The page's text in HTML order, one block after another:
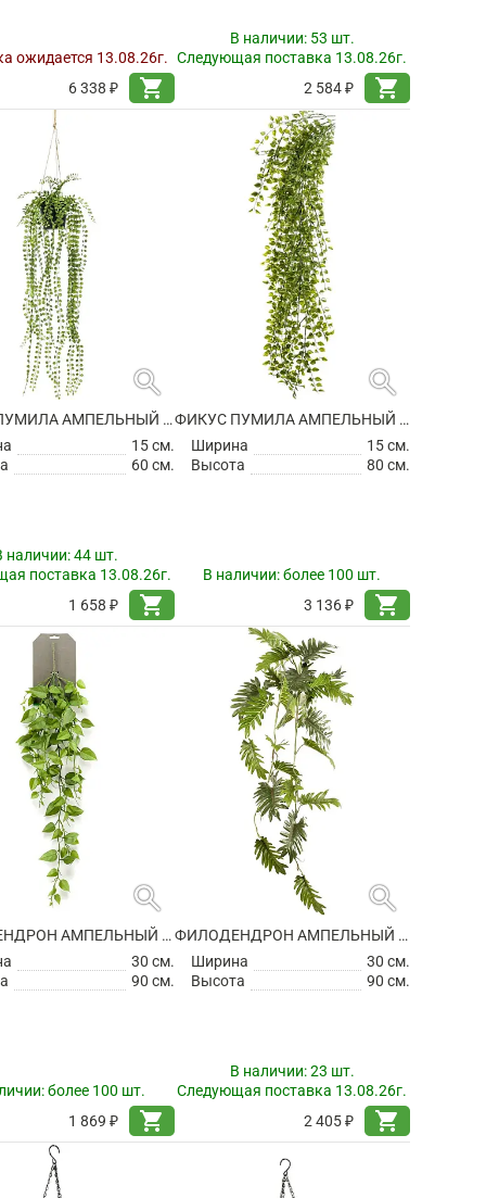
ожидается 13.08.26г.
6 338 ₽
shopping_cart
В наличии: 53 шт.
Следующая поставка 13.08.26г.
2 584 ₽
shopping_cart
search
ФИКУС ПУМИЛА АМПЕЛЬНЫЙ ИСКУССТВЕННЫЙ
15 см.
60 см.
наличии:44 шт.
поставка 13.08.26г.
1 658 ₽
shopping_cart
search
ФИКУС ПУМИЛА АМПЕЛЬНЫЙ ИСКУССТВЕННЫЙ
Ширина
15 см.
Высота
80 см.
В наличии:более 100 шт.
3 136 ₽
shopping_cart
search
ФИЛОДЕНДРОН АМПЕЛЬНЫЙ ИСКУССТВЕННЫЙ
30 см.
90 см.
более 100 шт.
1 869 ₽
shopping_cart
search
ФИЛОДЕНДРОН АМПЕЛЬНЫЙ ИСКУССТВЕННЫЙ
Ширина
30 см.
Высота
90 см.
В наличии:23 шт.
Следующая поставка 13.08.26г.
2 405 ₽
shopping_cart